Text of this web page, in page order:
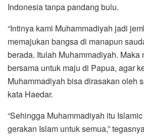
Indonesia tanpa pandang bulu.
“Intinya kami Muhammadiyah jadi
memajukan bangsa di manapun
berada. Itulah Muhammadiyah. Maka
bersama untuk maju di Papua, agar
Muhammadiyah bisa dirasakan oleh
kata Haedar.
“Sehingga Muhammadiyah itu
gerakan Islam untuk semua,”